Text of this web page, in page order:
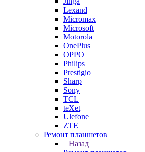
Lexand
Micromax
Microsoft
Motorola
OnePlus
OPPO
Philips
Prestigio
Sharp
Sony
TCL
teXet
Ulefone
ZTE
Ремонт планшетов
Назад